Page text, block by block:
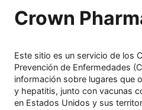
Crown
Este sitio es un servicio de los
Prevención de Enfermedades
información sobre lugares que
y hepatitis, junto con vacunas
en Estados Unidos y sus